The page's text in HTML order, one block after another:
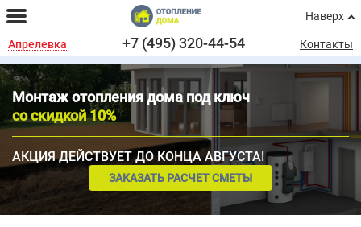
Наверх
Апрелевка +7 (495) 320-44-54 Контакты
Монтаж отопления дома под ключ
со скидкой 10%
АКЦИЯ ДЕЙСТВУЕТ ДО КОНЦА АВГУСТА!
ЗАКАЗАТЬ РАСЧЕТ СМЕТЫ